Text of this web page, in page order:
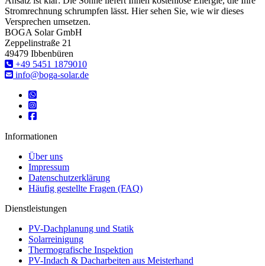
Stromrechnung schrumpfen lässt. Hier sehen Sie, wie wir dieses
Versprechen umsetzen.
BOGA Solar GmbH
Zeppelinstraße 21
49479 Ibbenbüren
‎+49 5451 1879010
info@boga-solar.de
Informationen
Über uns
Impressum
Datenschutzerklärung
Häufig gestellte Fragen (FAQ)
Dienstleistungen
PV-Dachplanung und Statik
Solarreinigung
Thermografische Inspektion
PV-Indach & Dacharbeiten aus Meisterhand